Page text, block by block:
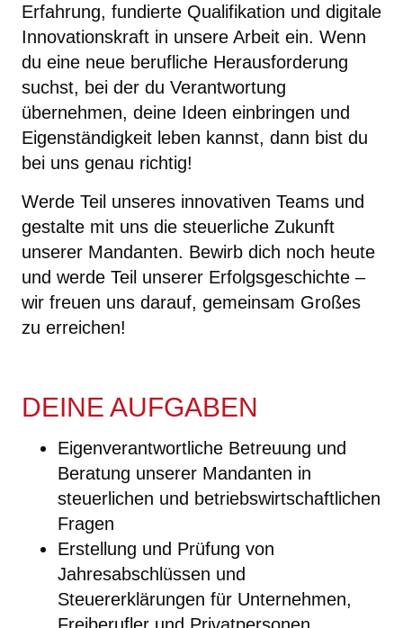
Erfahrung, fundierte Qualifikation und digitale
Innovationskraft in unsere Arbeit ein. Wenn
du eine neue berufliche Herausforderung
suchst, bei der du Verantwortung
übernehmen, deine Ideen einbringen und
Eigenständigkeit leben kannst, dann bist du
bei uns genau richtig!
Werde Teil unseres innovativen Teams und
gestalte mit uns die steuerliche Zukunft
unserer Mandanten. Bewirb dich noch heute
und werde Teil unserer Erfolgsgeschichte –
wir freuen uns darauf, gemeinsam Großes
zu erreichen!
DEINE AUFGABEN
Eigenverantwortliche Betreuung und
Beratung unserer Mandanten in
steuerlichen und betriebswirtschaftlichen
Fragen
Erstellung und Prüfung von
Jahresabschlüssen und
Steuererklärungen für Unternehmen,